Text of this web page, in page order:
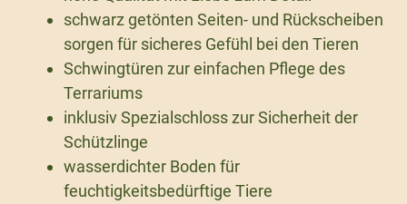
schwarz getönten Seiten- und Rückscheiben
sorgen für sicheres Gefühl bei den Tieren
Schwingtüren zur einfachen Pflege des
Terrariums
inklusiv Spezialschloss zur Sicherheit der
Schützlinge
wasserdichter Boden für
feuchtigkeitsbedürftige Tiere